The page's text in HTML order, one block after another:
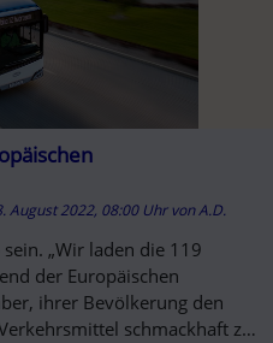
August 2022, 08:00 Uhr vonA.D.
„Wir laden die 119
der Europäischen
ihrer Bevölkerung den
schmackhaft zu